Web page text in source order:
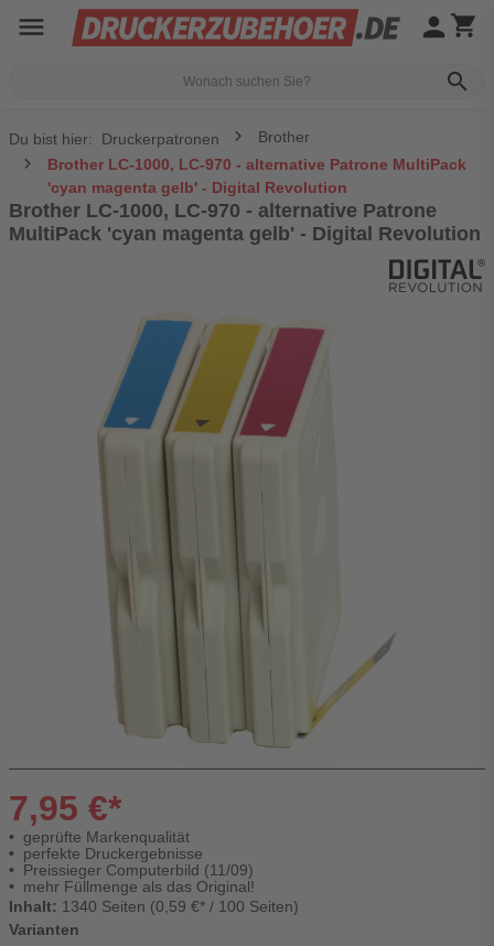
menu
search
person shopping_cart
Du bist hier: Druckerpatronen
Brother
Brother LC-1000, LC-970 - alternative Patrone MultiPack
'cyan magenta gelb' - Digital Revolution
Brother LC-1000, LC-970 - alternative Patrone
MultiPack 'cyan magenta gelb' - Digital Revolution
7,95 €*
geprüfte Markenqualität
perfekte Druckergebnisse
Preissieger Computerbild (11/09)
mehr Füllmenge als das Original!
Inhalt: 1340 Seiten (0,59 €* / 100 Seiten)
Varianten